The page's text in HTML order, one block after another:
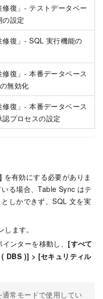
修復」- テストデータベー
の設定
修復」- SQL 実行機能の
修復」- 本番データベース
無効化
修復」- 本番データベース
プロセスの設定
を有効にする必要がありま
る場合、Table Sync はテ
しかできず、SQL 文を実
ます。
ンターを移動し、 [すべて
( DBS )] > [セキュリティル
常モードで使用してい